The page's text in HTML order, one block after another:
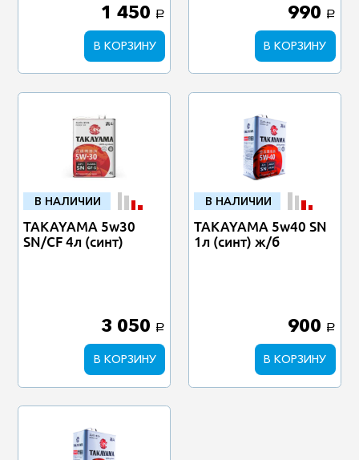
1 450 a
В КОРЗИНУ
990 a
В КОРЗИНУ
В НАЛИЧИИ
TAKAYAMA 5w30
SN/CF 4л (синт)
3 050 a
В КОРЗИНУ
В НАЛИЧИИ
TAKAYAMA 5w40 SN
1л (синт) ж/б
900 a
В КОРЗИНУ